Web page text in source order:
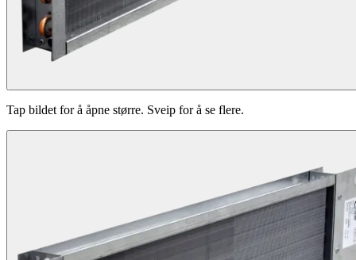
Tap bildet for å åpne større. Sveip for å se flere.